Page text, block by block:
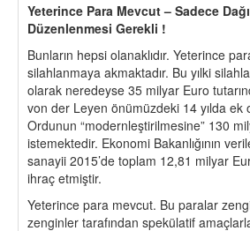
Yeterince Para Mevcut – Sadece
Düzenlenmesi Gerekli !
Bunların hepsi olanaklıdır. Yeterince
silahlanmaya akmaktadır. Bu yılki
olarak neredeyse 35 milyar Euro
von der Leyen önümüzdeki 14 yılda ek
Ordunun “modernleştirilmesine” 130
istemektedir. Ekonomi Bakanlığının
sanayii 2015’de toplam 12,81 milyar
ihraç etmiştir.
Yeterince para mevcut. Bu paralar
zenginler tarafından spekülatif